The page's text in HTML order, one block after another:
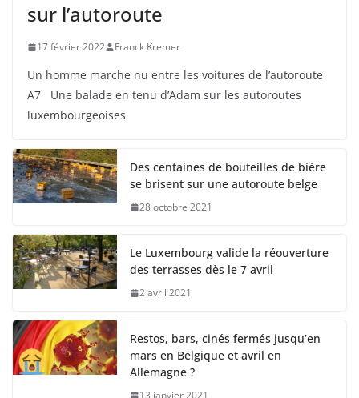
sur l’autoroute
17 février 2022 Franck Kremer
Un homme marche nu entre les voitures de l’autoroute
A7 Une balade en tenu d’Adam sur les autoroutes
luxembourgeoises
Des centaines de bouteilles de bière
se brisent sur une autoroute belge
28 octobre 2021
Le Luxembourg valide la réouverture
des terrasses dès le 7 avril
2 avril 2021
Restos, bars, cinés fermés jusqu’en
mars en Belgique et avril en
Allemagne ?